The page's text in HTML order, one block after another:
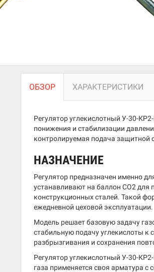
ОБЗОР ХАРАКТЕРИСТИКИ
Регулятор углекислотный У-30-
понижения и стабилизации
контролируемая подача защитной
НАЗНАЧЕНИЕ
Регулятор предназначен именно
устанавливают на баллон CO2 для
конструкционных сталей. Такой
ежедневной цеховой эксплуатации.
Модель решает базовую задачу
стабильную подачу углекислоты
разбрызгивания и сохранения
Регулятор углекислотный У-30-
газа применяется своя арматура